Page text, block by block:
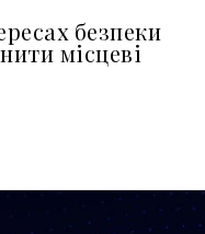
безпеки
місцеві